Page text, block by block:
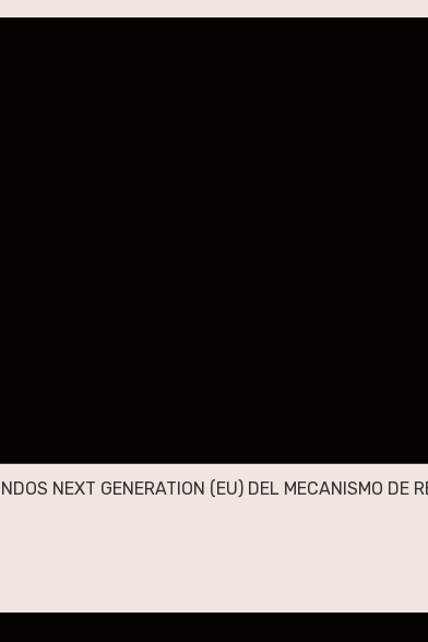
NEXT GENERATION (EU) DEL MECANISMO DE